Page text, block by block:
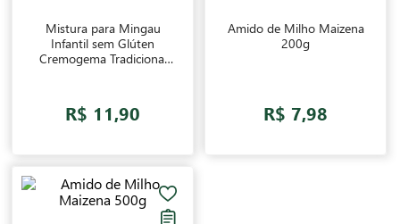
Mistura para Mingau
Infantil sem Glúten
Cremogema Tradicional
R$ 11,90
Amido de Milho Maizena
200g
R$ 7,98